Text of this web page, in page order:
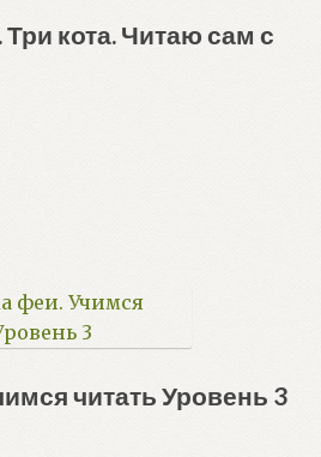
Три кота. Читаю сам с
читать Уровень 3